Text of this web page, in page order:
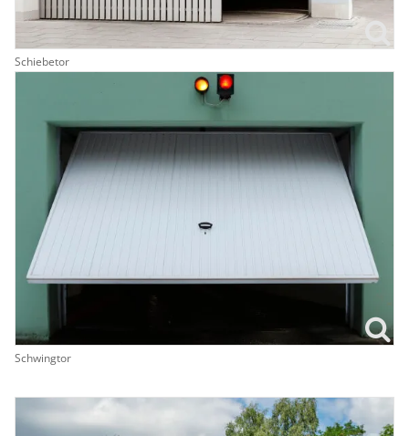
Schiebetor
Schwingtor